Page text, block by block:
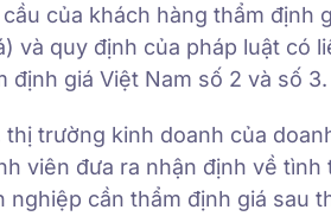
của khách hàng thẩm định
và quy định của pháp luật có
giá Việt Nam số 2 và số 3.
trường kinh doanh của
viên đưa ra nhận định về
cần thẩm định giá sau